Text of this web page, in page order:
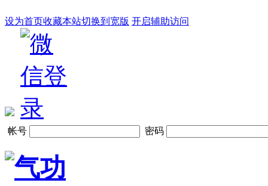
设为首页收藏本站切换到宽版 开启辅助访问
帐号 密码